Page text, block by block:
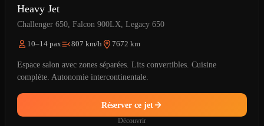
Heavy Jet
Challenger 650, Falcon 900LX, Legacy 650
10–14 pax 807 km/h 7672 km
Espace salon avec zones séparées. Lits convertibles. Cuisine
complète. Autonomie intercontinentale.
Réserver ce jet
Découvrir